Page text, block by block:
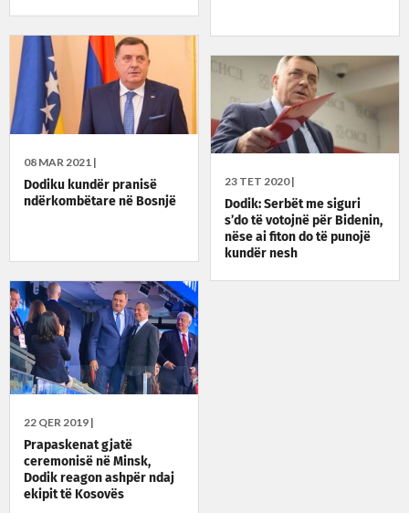
08 MAR 2021 |
Dodiku kundër pranisë
ndërkombëtare në Bosnjë
23 TET 2020 |
Dodik: Serbët me siguri
s’do të votojnë për Bidenin,
nëse ai fiton do të punojë
kundër nesh
22 QER 2019 |
Prapaskenat gjatë
ceremonisë në Minsk,
Dodik reagon ashpër ndaj
ekipit të Kosovës